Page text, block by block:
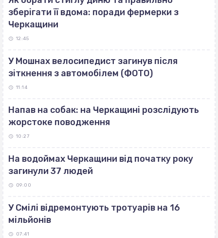
зберігати її вдома: поради фермерки з
Черкащини
12:45
У Мошнах велосипедист загинув після
зіткнення з автомобілем (ФОТО)
11:14
Напав на собак: на Черкащині розслідують
жорстоке поводження
10:27
На водоймах Черкащини від початку року
загинули 37 людей
09:00
У Смілі відремонтують тротуарів на 16
мільйонів
07:41